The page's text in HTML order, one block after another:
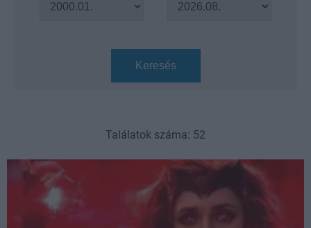
Keresés
Találatok száma: 52